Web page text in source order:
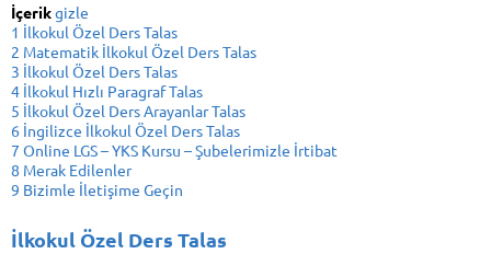
İçerikgizle
1 İlkokul Özel Ders Talas
2 Matematik İlkokul Özel Ders Talas
3 İlkokul Özel Ders Talas
4 İlkokul Hızlı Paragraf Talas
5 İlkokul Özel Ders Arayanlar Talas
6 İngilizce İlkokul Özel Ders Talas
7 Online LGS – YKS Kursu – Şubelerimizle İrtibat
8 Merak Edilenler
9 Bizimle İletişime Geçin
İlkokul Özel Ders Talas